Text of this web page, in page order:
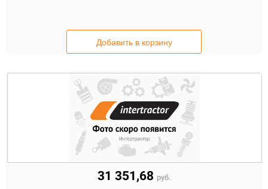
Добавить в корзину
31 351,68 руб.